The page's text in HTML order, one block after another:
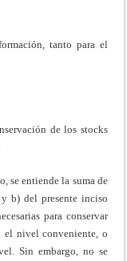
tanto para el
de los stocks
se entiende la suma de
b) del presente inciso
para conservar
el nivel conveniente, o
Sin embargo, no se